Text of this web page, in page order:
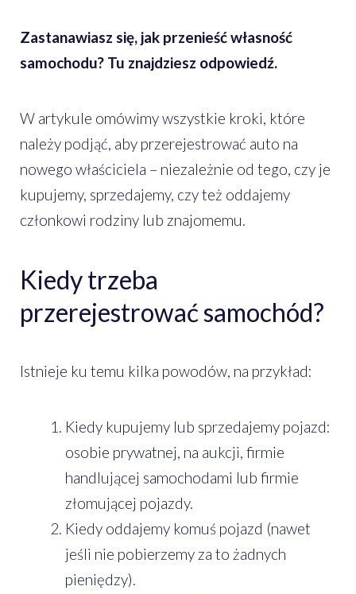
Zastanawiasz się, jak przenieść własność
samochodu? Tu znajdziesz odpowiedź.
W artykule omówimy wszystkie kroki, które
należy podjąć, aby przerejestrować auto na
nowego właściciela – niezależnie od tego, czy je
kupujemy, sprzedajemy, czy też oddajemy
członkowi rodziny lub znajomemu.
Kiedy trzeba
przerejestrować samochód?
Istnieje ku temu kilka powodów, na przykład:
Kiedy kupujemy lub sprzedajemy pojazd:
osobie prywatnej, na aukcji, firmie
handlującej samochodami lub firmie
złomującej pojazdy.
Kiedy oddajemy komuś pojazd (nawet
jeśli nie pobierzemy za to żadnych
pieniędzy).